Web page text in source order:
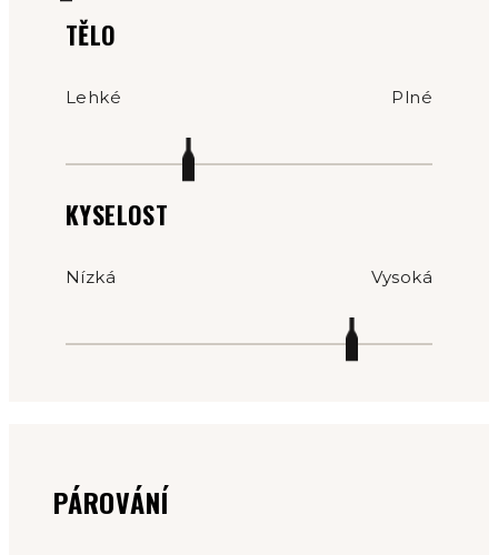
TĚLO
Lehké Plné
KYSELOST
Nízká Vysoká
PÁROVÁNÍ